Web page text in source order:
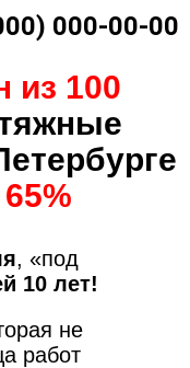
000-00-00
из 100
, «под
10 лет!
не
работ